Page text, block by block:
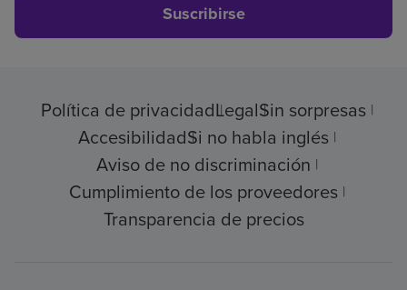
Suscribirse
Política de privacidadLegalSin sorpresas
AccesibilidadSi no habla inglés
Aviso de no discriminación
Cumplimiento de los proveedores
Transparencia de precios